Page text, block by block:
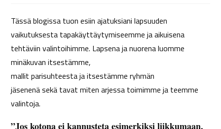
Tässä blogissa tuon esiin ajatuksiani lapsuuden
vaikutuksesta tapakäyttäytymiseemme ja aikuisena
tehtäviin valintoihimme. Lapsenaja nuorena luomme
minäkuvanitsestämme,
mallitparisuhteestajaitsestämmeryhmän
jäsenenäsekä tavat miten arjessa toimimme ja teemme
valintoja.
”Jos kotona ei kannusteta esimerkiksi liikkumaan,